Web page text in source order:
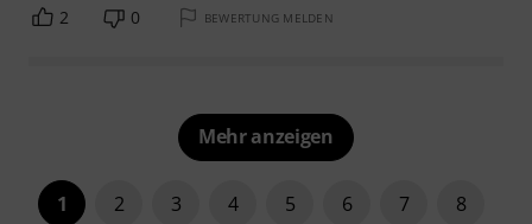
2 0 BEWERTUNG MELDEN
Mehr anzeigen
1 2 3 4 5 6 7
8